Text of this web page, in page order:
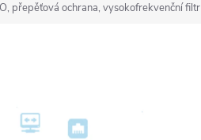
přepěťová ochrana, vysokofrekvenční filtr